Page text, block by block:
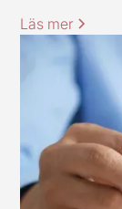
Läs mer